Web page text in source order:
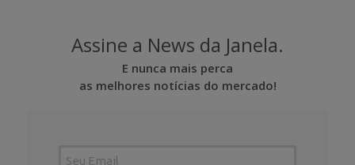
Assine a News da Janela.
E nunca mais perca
as melhores notícias do mercado!